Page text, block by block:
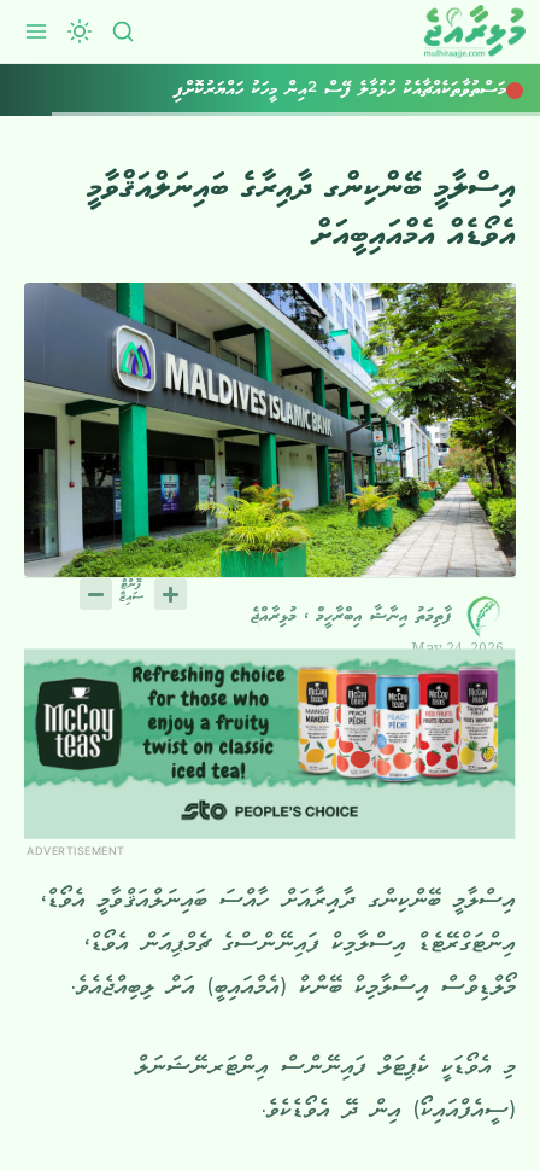
ކުރިއަށްއޮތް ހަފުތާގައިވެސް މޫސުން ގޯސް
މަސްތުވާތަކެއްޗާއެކު ހުޅުމާލެ ފޭސް 2އިން މީހަކު ހައްޔަރުކޮށްފި
އިސްލާމީ ބޭންކިންގ ދާއިރާގެ ބައިނަލްއަޤްވާމީ
އެވޯޑެއް އެމްއައިބީއަށް
ފާތިމަތު އިނާޝާ އިބްރާހީމް ، މުޅިރާއްޖެ
May 24, 2026
ADVERTISEMENT
އިސްލާމީ ބޭންކިންގ ދާއިރާއަށް ހާއްސަ ބައިނަލްއަޤްވާމީ އެވޯޑް،
އިންޓަގްރޭޓެޑް އިސްލާމިކް ފައިނޭންސްގެ ޗެމްޕިއަން އެވޯޑް،
މޯލްޑިވްސް އިސްލާމިކް ބޭންކް (އެމްއައިބީ) އަށް ލިބިއްޖެއެވެ.
މި އެވޯޑަކީ ކެޕިޓަލް ފައިނޭންސް އިންޓަރނޭޝަނަލް
(ސީއެފްއައިކޯ) އިން ދޭ އެވޯޑެކެވެ.